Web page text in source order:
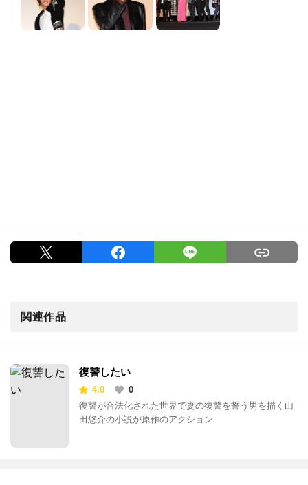
関連作品
復讐したい
4.0
0
復讐が合法化された世界で妻の復讐を誓う男を描く山
田悠介の小説が原作のアクション